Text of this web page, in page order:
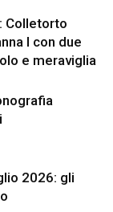
Colletorto
I con due
e meraviglia
2026: gli